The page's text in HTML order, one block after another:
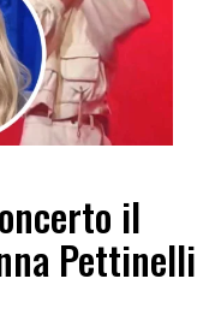
il
Pettinelli